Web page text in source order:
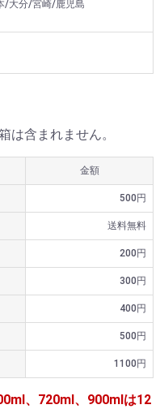
/大分/宮崎/鹿児島
は含まれません。
金額
500円
送料無料
200円
300円
400円
500円
1100円
、720ml、900mlは12